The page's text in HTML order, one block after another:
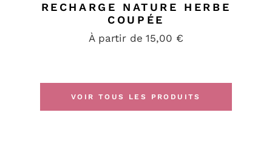
RECHARGE NATURE HERBE
COUPÉE
À partir de 15,00 €
VOIR TOUS LES PRODUITS